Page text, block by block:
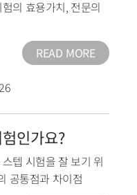
의 효용가치, 전문의
READ MORE
인가요?
텝 시험을 잘 보기 위
공통점과 차이점